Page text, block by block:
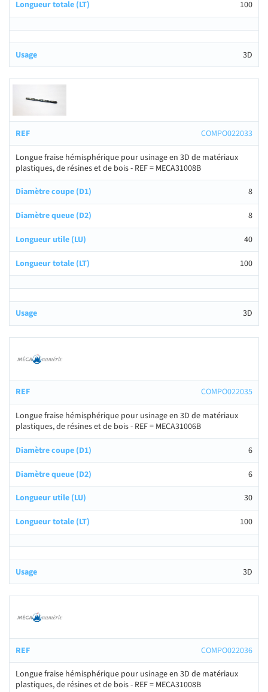
100
3D
COMPO022033
Longue fraise hémisphérique pour usinage en 3D de matériaux
plastiques, de résines et de bois - REF = MECA31008B
8
8
40
100
3D
COMPO022035
Longue fraise hémisphérique pour usinage en 3D de matériaux
plastiques, de résines et de bois - REF = MECA31006B
6
6
30
100
3D
COMPO022036
Longue fraise hémisphérique pour usinage en 3D de matériaux
plastiques, de résines et de bois - REF = MECA31008B